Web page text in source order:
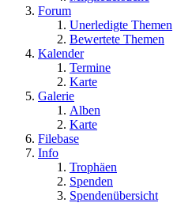
Forum
Unerledigte Themen
Bewertete Themen
Kalender
Termine
Karte
Galerie
Alben
Karte
Filebase
Info
Trophäen
Spenden
Spendenübersicht